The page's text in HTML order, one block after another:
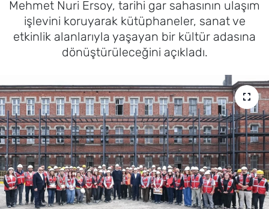
Mehmet Nuri Ersoy, tarihi gar sahasının ulaşım
işlevini koruyarak kütüphaneler, sanat ve
etkinlik alanlarıyla yaşayan bir kültür adasına
dönüştürüleceğini açıkladı.